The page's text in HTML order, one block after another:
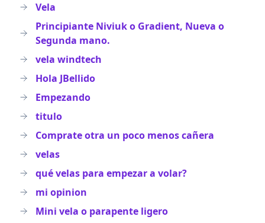
Vela
Principiante Niviuk o Gradient, Nueva o
Segunda mano.
vela windtech
Hola JBellido
Empezando
titulo
Comprate otra un poco menos cañera
velas
qué velas para empezar a volar?
mi opinion
Mini vela o parapente ligero